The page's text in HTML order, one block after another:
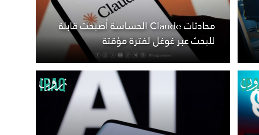
محادثات Claude الحساسة أصبحت قابلة
للبحث عبر غوغل لفترة مؤقتة